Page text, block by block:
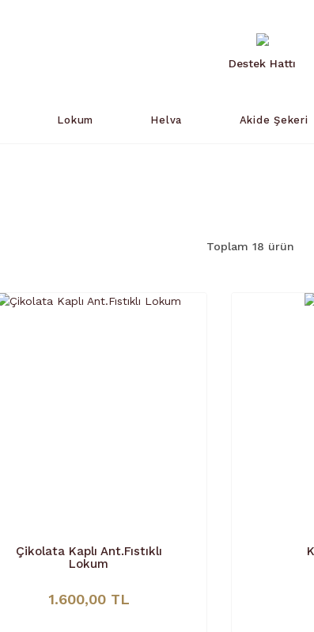
Destek Hattı
Lokum Helva Akide Şekeri
Toplam 18 ürün
Çikolata Kaplı Ant.Fıstıklı
Lokum
1.600,00 TL